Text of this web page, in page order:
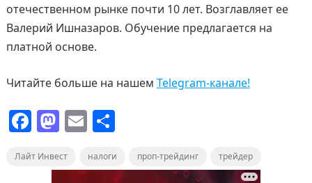
отечественном рынке почти 10 лет. Возглавляет ее
Валерий Ишназаров. Обучение предлагается на
платной основе.
Читайте больше на нашем Telegram-канале!
F
c
M
st
E
ai
О
п
Лайт Инвест налоги проп-трейдинг трейдер